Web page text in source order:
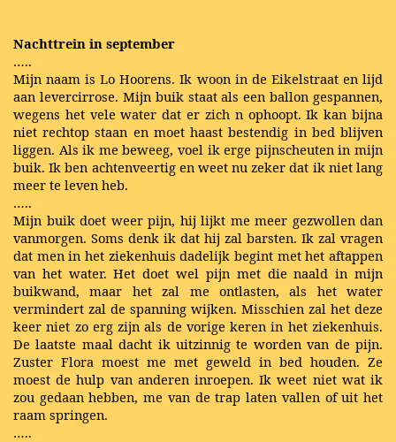
Nachttrein in september
…..
Mijn naam is Lo Hoorens. Ik woon in de Eikelstraat en lijd
aan levercirrose. Mijn buik staat als een ballon gespannen,
wegens het vele water dat er zich n ophoopt. Ik kan bijna
niet rechtop staan en moet haast bestendig in bed blijven
liggen. Als ik me beweeg, voel ik erge pijnscheuten in mijn
buik. Ik ben achtenveertig en weet nu zeker dat ik niet lang
meer te leven heb.
…..
Mijn buik doet weer pijn, hij lijkt me meer gezwollen dan
vanmorgen. Soms denk ik dat hij zal barsten. Ik zal vragen
dat men in het ziekenhuis dadelijk begint met het aftappen
van het water. Het doet wel pijn met die naald in mijn
buikwand, maar het zal me ontlasten, als het water
vermindert zal de spanning wijken. Misschien zal het deze
keer niet zo erg zijn als de vorige keren in het ziekenhuis.
De laatste maal dacht ik uitzinnig te worden van de pijn.
Zuster Flora moest me met geweld in bed houden. Ze
moest de hulp van anderen inroepen. Ik weet niet wat ik
zou gedaan hebben, me van de trap laten vallen of uit het
raam springen.
…..